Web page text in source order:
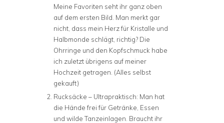
Meine Favoriten seht ihr ganz oben
auf dem ersten Bild. Man merkt gar
nicht, dass mein Herz für Kristalle und
Halbmonde schlägt, richtig? Die
Ohrringe und den Kopfschmuck habe
ich zuletzt übrigens auf meiner
Hochzeit getragen. (Alles selbst
gekauft)
Rucksäcke – Ultrapraktisch: Man hat
die Hände frei für Getränke, Essen
und wilde Tanzeinlagen. Braucht ihr